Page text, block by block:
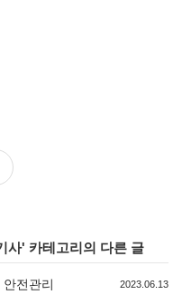
사' 카테고리의 다른 글
전관리 2023.06.13